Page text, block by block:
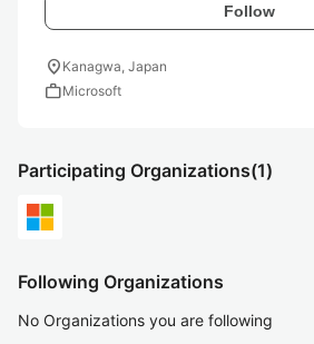
Follow
location_on Kanagwa, Japan
workMicrosoft
Participating Organizations(1)
Following Organizations
No Organizations you are following